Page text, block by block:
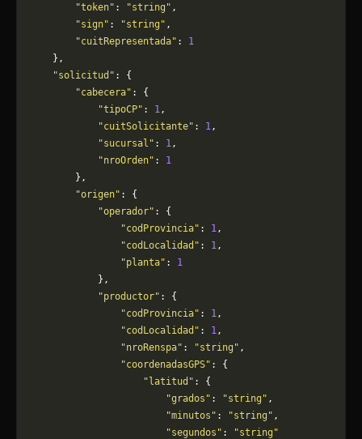
        "token"
: "string" ,
        "sign"
: "string" ,
        "cuitRepresentada"
: 1
    },
    "solicitud"
: {
        "cabecera"
: {
            "tipoCP"
: 1,
            "cuitSolicitante"
: 1,
            "sucursal"
: 1,
            "nroOrden"
: 1
        },
        "origen"
: {
            "operador"
: {
                "codProvincia"
: 1,
                "codLocalidad"
: 1,
                "planta"
: 1
            },
            "productor"
: {
                "codProvincia"
: 1,
                "codLocalidad"
: 1,
                "nroRenspa"
: "string" ,
                "coordenadasGPS"
: {
                    "latitud"
: {
                        "grados"
: "string" ,
                        "minutos"
: "string" ,
                        "segundos"
:
"string"